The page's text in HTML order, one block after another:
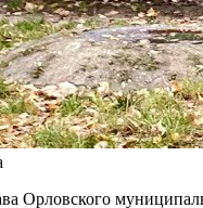
Орловского